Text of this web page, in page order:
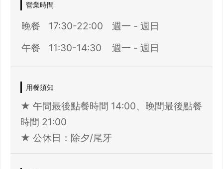
營業時間
晚餐 17:30-22:00
週一 - 週日
午餐
11:30-14:30 週一 - 週日
用餐須知
★ 午間最後點餐時間 14:00、晚間最後點餐
時間 21:00
★ 公休日：除夕/尾牙